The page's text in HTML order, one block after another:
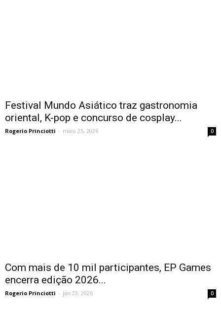
Festival Mundo Asiático traz gastronomia
oriental, K-pop e concurso de cosplay...
Rogerio Princiotti - maio 25, 2026 0
Com mais de 10 mil participantes, EP Games
encerra edição 2026...
Rogerio Princiotti - jan 23, 2026 0